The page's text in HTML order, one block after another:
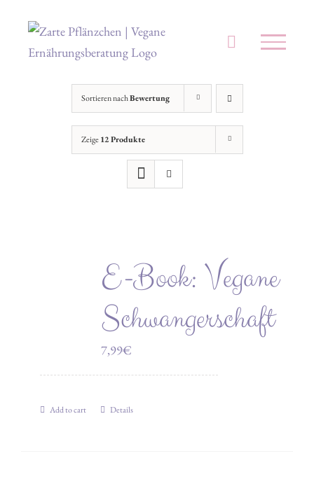
Inhalt
springen
Sortieren nachBewertung
Zeige12 Produkte
E-Book: Vegane
Schwangerschaft
7,99€
Add to cart Details